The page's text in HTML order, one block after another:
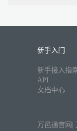
新手入门
新手接入指
API
文档中心
万邑通官网